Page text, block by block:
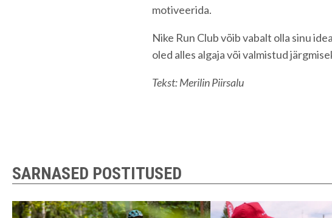
motiveerida.
Nike Run Club võib vabalt olla sinu
oled alles algaja või valmistud
Tekst: Merilin Piirsalu
SARNASED POSTITUSED